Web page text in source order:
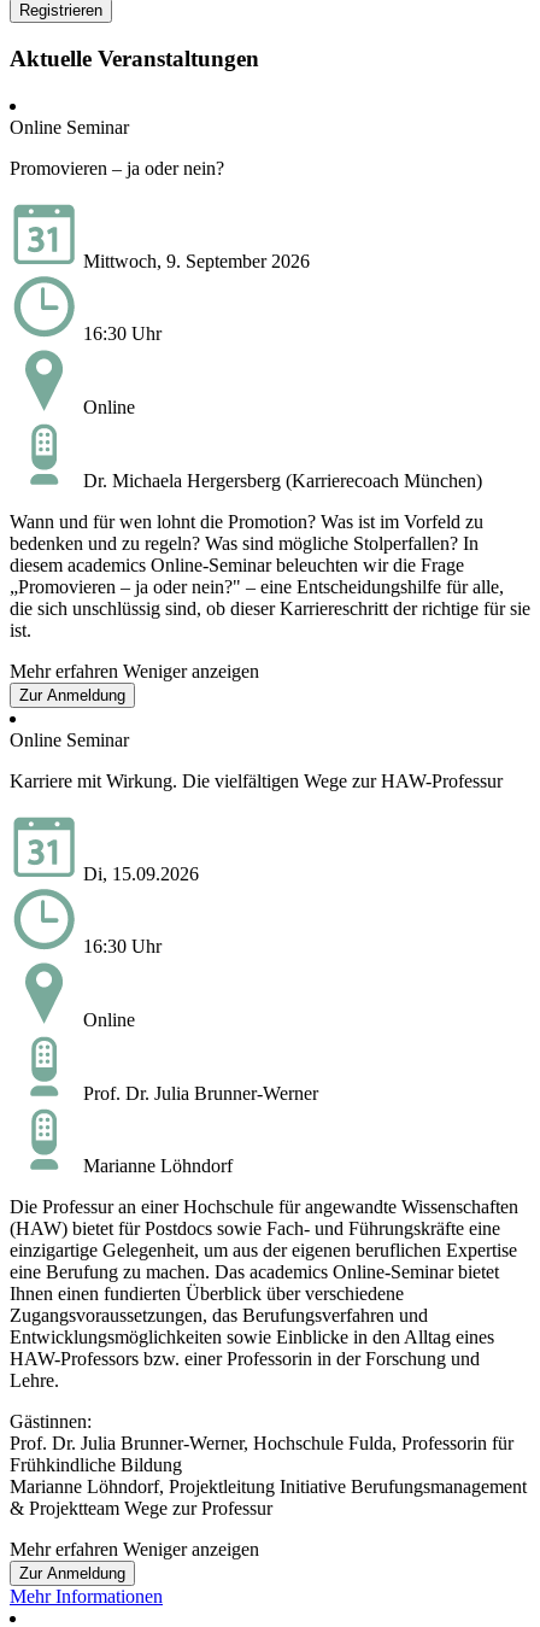
Registrieren
Aktuelle Veranstaltungen
Online Seminar
Promovieren – ja oder nein?
Mittwoch, 9. September 2026
16:30 Uhr
Online
Dr. Michaela Hergersberg (Karrierecoach München)
Wann und für wen lohnt die Promotion? Was ist im Vorfeld zu
bedenken und zu regeln? Was sind mögliche Stolperfallen? In
diesem academics Online-Seminar beleuchten wir die Frage
„Promovieren – ja oder nein?" – eine Entscheidungshilfe für alle,
die sich unschlüssig sind, ob dieser Karriereschritt der richtige für sie
ist.
Mehr erfahren Weniger anzeigen
Zur Anmeldung
Online Seminar
Karriere mit Wirkung. Die vielfältigen Wege zur HAW-Professur
Di, 15.09.2026
16:30 Uhr
Online
Prof. Dr. Julia Brunner-Werner
Marianne Löhndorf
Die Professur an einer Hochschule für angewandte Wissenschaften
(HAW) bietet für Postdocs sowie Fach- und Führungskräfte eine
einzigartige Gelegenheit, um aus der eigenen beruflichen Expertise
eine Berufung zu machen. Das academics Online-Seminar bietet
Ihnen einen fundierten Überblick über verschiedene
Zugangsvoraussetzungen, das Berufungsverfahren und
Entwicklungsmöglichkeiten sowie Einblicke in den Alltag eines
HAW-Professors bzw. einer Professorin in der Forschung und
Lehre.
Gästinnen:
Prof. Dr. Julia Brunner-Werner, Hochschule Fulda, Professorin für
Frühkindliche Bildung
Marianne Löhndorf, Projektleitung Initiative Berufungsmanagement
& Projektteam Wege zur Professur
Mehr erfahren Weniger anzeigen
Zur Anmeldung
Mehr Informationen